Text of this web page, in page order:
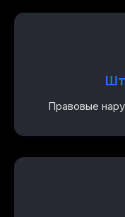
Правовые